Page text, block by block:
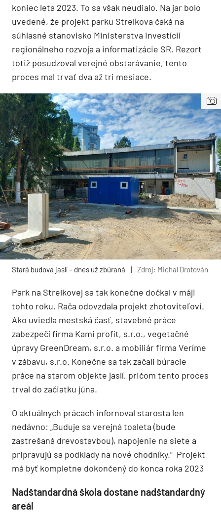
koniec leta 2023. To sa však neudialo. Na jar bolo
uvedené, že projekt parku Strelkova čaká na
súhlasné stanovisko Ministerstva investícií
regionálneho rozvoja a informatizácie SR. Rezort
totiž posudzoval verejné obstarávanie, tento
proces mal trvať dva až tri mesiace.
Stará budova jaslí – dnes už zbúraná | Zdroj: Michal Drotován
Park na Strelkovej sa tak konečne dočkal v máji
tohto roku. Rača odovzdala projekt zhotoviteľovi.
Ako uviedla mestská časť, stavebné práce
zabezpečí firma Kami profit, s.r.o., vegetačné
úpravy GreenDream, s.r.o. a mobiliár firma Veríme
v zábavu, s.r.o. Konečne sa tak začali búracie
práce na starom objekte jaslí, pričom tento proces
trval do začiatku júna.
O aktuálnych prácach infornoval starosta len
nedávno: „Buduje sa verejná toaleta (bude
zastrešaná drevostavbou), napojenie na siete a
pripravujú sa podklady na nové chodníky.” Projekt
má byť kompletne dokončený do konca roka 2023
Nadštandardná škola dostane nadštandardný
areál